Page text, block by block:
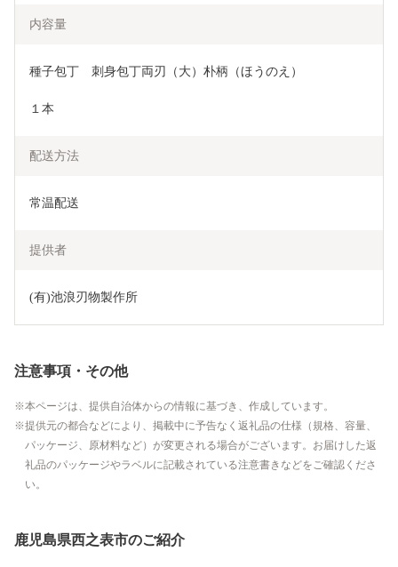
内容量
種子包丁　刺身包丁両刃（大）朴柄（ほうのえ）
１本
配送方法
常温配送
提供者
(有)池浪刃物製作所
注意事項・その他
本ページは、提供自治体からの情報に基づき、作成しています。
提供元の都合などにより、掲載中に予告なく返礼品の仕様（規格、容量、
パッケージ、原材料など）が変更される場合がございます。お届けした返
礼品のパッケージやラベルに記載されている注意書きなどをご確認くださ
い。
鹿児島県西之表市のご紹介